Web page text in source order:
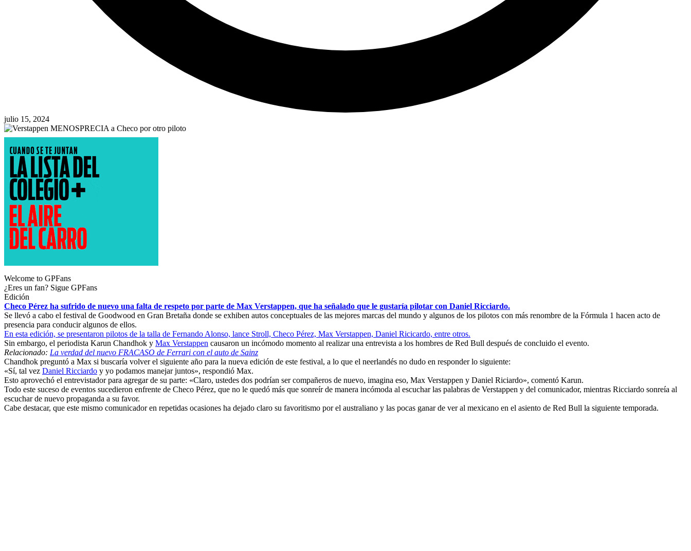
julio 15, 2024
Welcome to GPFans
¿Eres un fan? Sigue GPFans
Edición
Checo Pérez ha sufrido de nuevo una falta de respeto por parte de Max Verstappen, que ha señalado que le gustaría pilotar con Daniel Ricciardo.
Se llevó a cabo el festival de Goodwood en Gran Bretaña donde se exhiben autos conceptuales de las mejores marcas del mundo y algunos de los pilotos con más renombre de la Fórmula 1 hacen acto de
presencia para conducir algunos de ellos.
En esta edición, se presentaron pilotos de la talla de Fernando Alonso, lance Stroll, Checo Pérez, Max Verstappen, Daniel Ricicardo, entre otros.
Sin embargo, el periodista Karun Chandhok y Max Verstappen causaron un incómodo momento al realizar una entrevista a los hombres de Red Bull después de concluido el evento.
Relacionado: La verdad del nuevo FRACASO de Ferrari con el auto de Sainz
Chandhok preguntó a Max si buscaría volver el siguiente año para la nueva edición de este festival, a lo que el neerlandés no dudo en responder lo siguiente:
«Sí, tal vez Daniel Ricciardo y yo podamos manejar juntos», respondió Max.
Esto aprovechó el entrevistador para agregar de su parte: «Claro, ustedes dos podrían ser compañeros de nuevo, imagina eso, Max Verstappen y Daniel Riciardo», comentó Karun.
Todo este suceso de eventos sucedieron enfrente de Checo Pérez, que no le quedó más que sonreír de manera incómoda al escuchar las palabras de Verstappen y del comunicador, mientras Ricciardo sonreía al
escuchar de nuevo propaganda a su favor.
Cabe destacar, que este mismo comunicador en repetidas ocasiones ha dejado claro su favoritismo por el australiano y las pocas ganar de ver al mexicano en el asiento de Red Bull la siguiente temporada.